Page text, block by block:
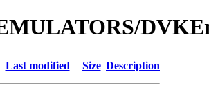
Last modified Size Description